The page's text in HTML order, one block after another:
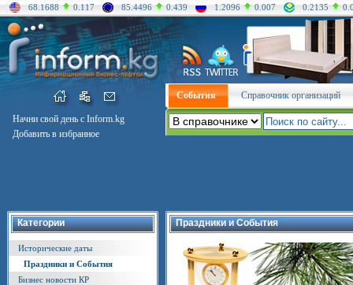
68.1688 0.117 85.4496 0.439 1.2096 0.007 0.2135
Начни свой день с Inform.kg
Добавить в избранное
События Справочник организаций
Категории
Исторические даты
Праздники и События
Бизнес новости КР
Праздники и События